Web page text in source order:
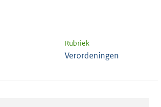
Rubriek
Verordeningen